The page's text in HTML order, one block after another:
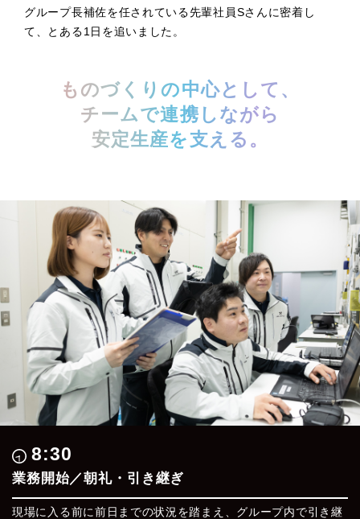
グループ長補佐を任されている先輩社員Sさんに密着し
て、とある1日を追いました。
ものづくりの中心として、
チームで連携しながら
安定生産を支える。
8:30
業務開始／朝礼・引き継ぎ
現場に入る前に前日までの状況を踏まえ、グループ内で引き継